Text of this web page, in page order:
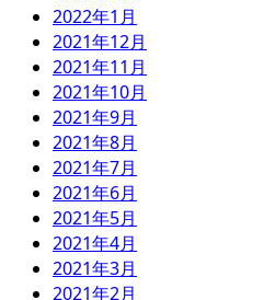
2022年1月
2021年12月
2021年11月
2021年10月
2021年9月
2021年8月
2021年7月
2021年6月
2021年5月
2021年4月
2021年3月
2021年2月